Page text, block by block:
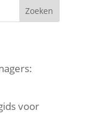
Zoeken
voor